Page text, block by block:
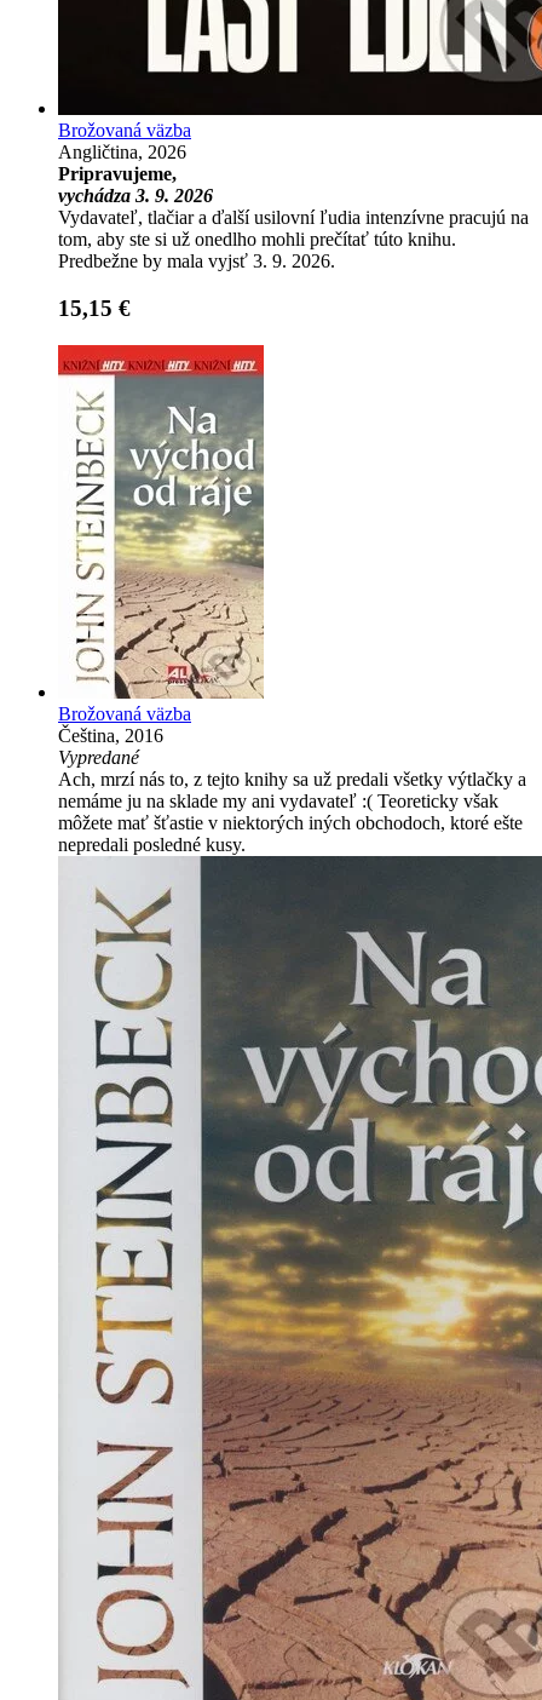
Brožovaná väzba
Angličtina, 2026
Pripravujeme,
vychádza 3. 9. 2026
Vydavateľ, tlačiar a ďalší usilovní ľudia intenzívne pracujú na
tom, aby ste si už onedlho mohli prečítať túto knihu.
Predbežne by mala vyjsť 3. 9. 2026.
15,15 €
Brožovaná väzba
Čeština, 2016
Vypredané
Ach, mrzí nás to, z tejto knihy sa už predali všetky výtlačky a
nemáme ju na sklade my ani vydavateľ :( Teoreticky však
môžete mať šťastie v niektorých iných obchodoch, ktoré ešte
nepredali posledné kusy.